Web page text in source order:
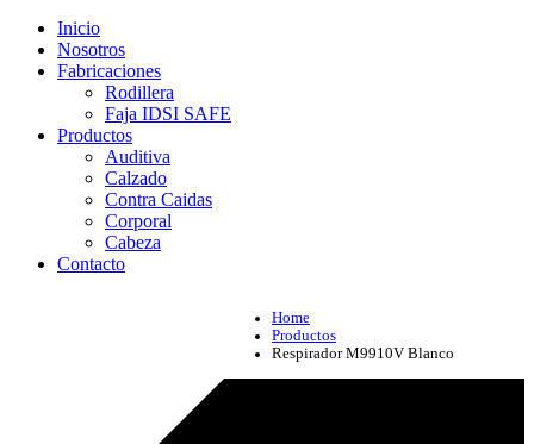
Inicio
Nosotros
Fabricaciones
Rodillera
Faja IDSI SAFE
Productos
Auditiva
Calzado
Contra Caidas
Corporal
Cabeza
Contacto
Home
Productos
Respirador M9910V Blanco